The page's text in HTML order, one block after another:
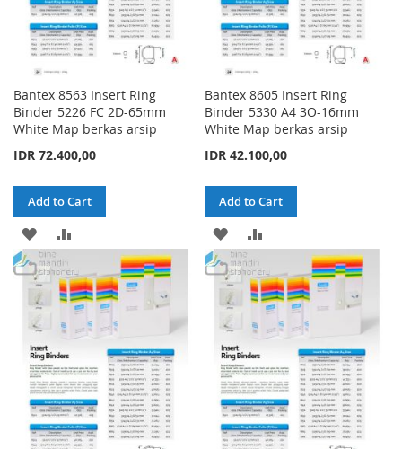
Bantex 8563 Insert Ring
Binder 5226 FC 2D-65mm
White Map berkas arsip
IDR 72.400,00
Add to Cart
ADD
TO
WISH
LIST
COMPARE
Bantex 8605 Insert Ring
Binder 5330 A4 3O-16mm
White Map berkas arsip
IDR 42.100,00
Add to Cart
ADD
TO
WISH
LIST
COMPARE